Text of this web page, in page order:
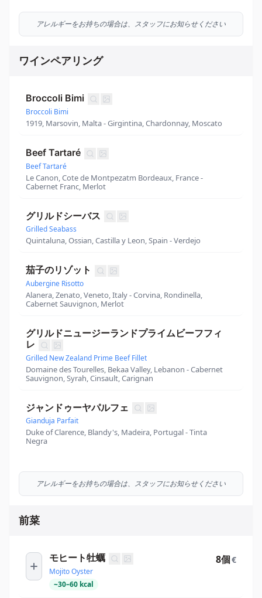
アレルギーをお持ちの場合は、スタッフにお知らせください
ワインペアリング
Broccoli Bimi
Broccoli Bimi
1919, Marsovin, Malta - Girgintina, Chardonnay, Moscato
Beef Tartaré
Beef Tartaré
Le Canon, Cote de Montpezatm Bordeaux, France -
Cabernet Franc, Merlot
グリルドシーバス
Grilled Seabass
Quintaluna, Ossian, Castilla y Leon, Spain - Verdejo
茄子のリゾット
Aubergine Risotto
Alanera, Zenato, Veneto, Italy - Corvina, Rondinella,
Cabernet Sauvignon, Merlot
グリルドニュージーランドプライムビーフフィ
レ
Grilled New Zealand Prime Beef Fillet
Domaine des Tourelles, Bekaa Valley, Lebanon - Cabernet
Sauvignon, Syrah, Cinsault, Carignan
ジャンドゥーヤパルフェ
Gianduja Parfait
Duke of Clarence, Blandy's, Madeira, Portugal - Tinta
Negra
アレルギーをお持ちの場合は、スタッフにお知らせください
前菜
モヒート牡蠣
Mojito Oyster
~30–60 kcal
8個€